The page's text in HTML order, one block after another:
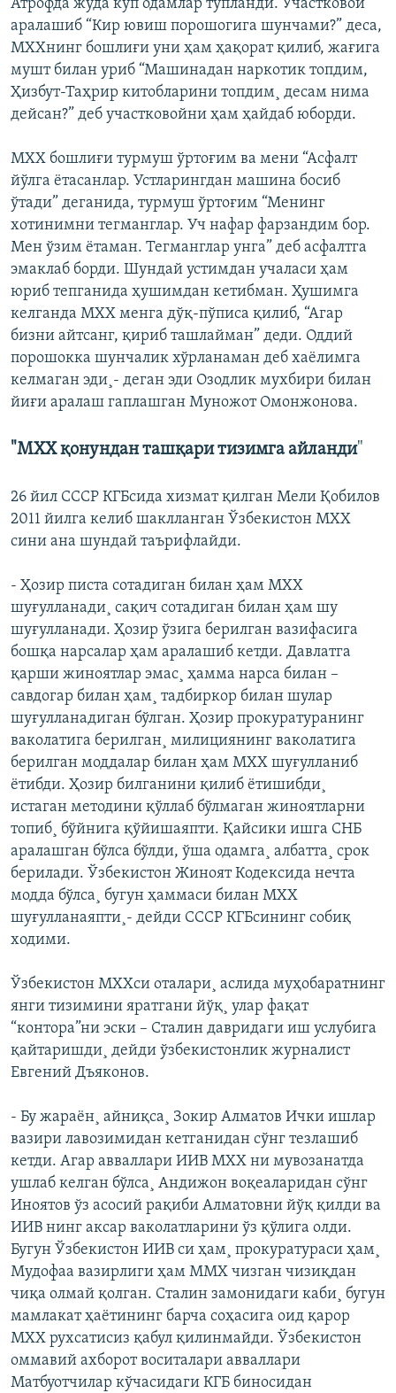
Атрофда жуда кўп одамлар тўпланди. Участковой
аралашиб “Кир ювиш порошогига шунчами?” деса,
МХХнинг бошлиғи уни ҳам ҳақорат қилиб, жағига
мушт билан уриб “Машинадан наркотик топдим,
Ҳизбут-Таҳрир китобларини топдим¸ десам нима
дейсан?” деб участковойни ҳам ҳайдаб юборди.
МХХ бошлиғи турмуш ўртоғим ва мени “Асфалт
йўлга ëтасанлар. Устларингдан машина босиб
ўтади” деганида, турмуш ўртоғим “Менинг
хотинимни тегманглар. Уч нафар фарзандим бор.
Мен ўзим ëтаман. Тегманглар унга” деб асфалтга
эмаклаб борди. Шундай устимдан учаласи ҳам
юриб тепганида ҳушимдан кетибман. Ҳушимга
келганда МХХ менга дўқ-пўписа қилиб, “Агар
бизни айтсанг, қириб ташлайман” деди. Оддий
порошокка шунчалик хўрланаман деб хаëлимга
келмаган эди¸- деган эди Озодлик мухбири билан
йиғи аралаш гаплашган Муножот Омонжонова.
"МХХ қонундан ташқари тизимга айланди"
26 йил СССР КГБсида хизмат қилган Мели Қобилов
2011 йилга келиб шаклланган Ўзбекистон МХХ
сини ана шундай таърифлайди.
- Ҳозир писта сотадиган билан ҳам МХХ
шуғулланади¸ сақич сотадиган билан ҳам шу
шуғулланади. Ҳозир ўзига берилган вазифасига
бошқа нарсалар ҳам аралашиб кетди. Давлатга
қарши жиноятлар эмас¸ ҳамма нарса билан –
савдогар билан ҳам¸ тадбиркор билан шулар
шуғулланадиган бўлган. Ҳозир прокуратуранинг
ваколатига берилган¸ милициянинг ваколатига
берилган моддалар билан ҳам МХХ шуғулланиб
ëтибди. Ҳозир билганини қилиб ëтишибди¸
истаган методини қўллаб бўлмаган жиноятларни
топиб¸ бўйнига қўйишаяпти. Қайсики ишга СНБ
аралашган бўлса бўлди, ўша одамга¸ албатта¸ срок
берилади. Ўзбекистон Жиноят Кодексида нечта
модда бўлса¸ бугун ҳаммаси билан МХХ
шуғулланаяпти¸- дейди СССР КГБсининг собиқ
ходими.
Ўзбекистон МХХси оталари¸ аслида муҳобаратнинг
янги тизимини яратгани йўқ¸ улар фақат
“контора”ни эски – Сталин давридаги иш услубига
қайтаришди¸ дейди ўзбекистонлик журналист
Евгений Дъяконов.
- Бу жараëн¸ айниқса¸ Зокир Алматов Ички ишлар
вазири лавозимидан кетганидан сўнг тезлашиб
кетди. Агар авваллари ИИВ МХХ ни мувозанатда
ушлаб келган бўлса¸ Андижон воқеаларидан сўнг
Иноятов ўз асосий рақиби Алматовни йўқ қилди ва
ИИВ нинг аксар ваколатларини ўз қўлига олди.
Бугун Ўзбекистон ИИВ си ҳам¸ прокуратураси ҳам¸
Мудофаа вазирлиги ҳам ММХ чизган чизиқдан
чиқа олмай қолган. Сталин замонидаги каби¸ бугун
мамлакат ҳаëтининг барча соҳасига оид қарор
МХХ рухсатисиз қабул қилинмайди. Ўзбекистон
оммавий ахборот воситалари авваллари
Матбуотчилар кўчасидаги КГБ биносидан